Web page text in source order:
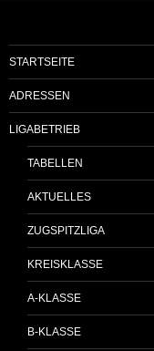
STARTSEITE
ADRESSEN
LIGABETRIEB
TABELLEN
AKTUELLES
ZUGSPITZLIGA
KREISKLASSE
A-KLASSE
B-KLASSE